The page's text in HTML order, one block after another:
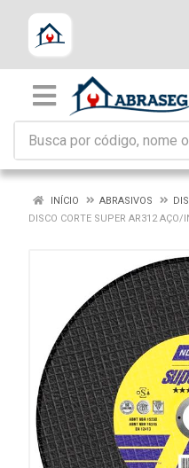
INÍCIO ABRASIVOS
DISCO CORTE SUPER AR312